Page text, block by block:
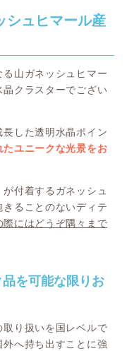
シュヒマール産
山ガネッシュヒマー
クラスターでござい
した透明水晶ポイン
ユニークな光景をお
付着するガネッシュ
ることのないディテ
際にはどうぞ隅々まで
を可能な限りお
り扱いを国レベルで
へ持ち出すことに強